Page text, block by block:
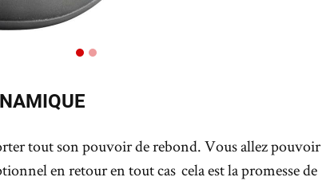
tout son pouvoir de rebond. Vous allez pouvoir
en retour en tout cas cela est la promesse de